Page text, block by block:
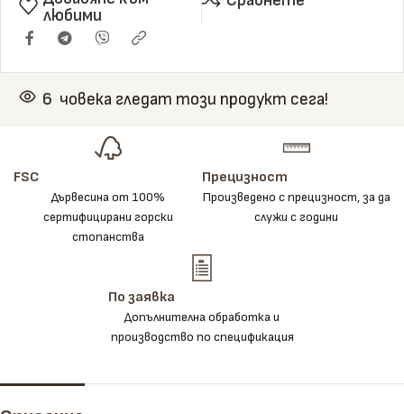
любими
6 човека гледат този продукт сега!
FSC
Дървесина от 100%
сертифицирани горски
стопанства
Прецизност
Произведено с прецизност, за да
служи с години
По заявка
Допълнителна обработка и
производство по спецификация